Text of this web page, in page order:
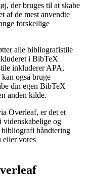
der bruges til at skabe
af de mest anvendte
forskellige
alle bibliografistile
i BibTeX
inkluderer APA,
også bruge
din egen BibTeX
anden kilde.
Overleaf, er det et
og
håndtering
eller vores